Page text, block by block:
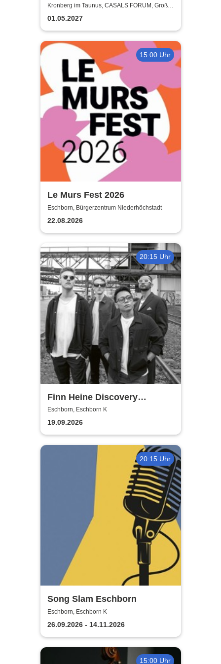
außergewöhnliches Konzert
Kronberg im Taunus, CASALS FORUM, Großer
Saal
01.05.2027
15:00 Uhr
Le Murs Fest 2026
Eschborn, Bürgerzentrum Niederhöchstadt
22.08.2026
20:15 Uhr
Finn Heine Discovery
Collective
Eschborn, Eschborn K
19.09.2026
20:15 Uhr
Song Slam Eschborn
Eschborn, Eschborn K
26.09.2026 - 14.11.2026
15:00 Uhr